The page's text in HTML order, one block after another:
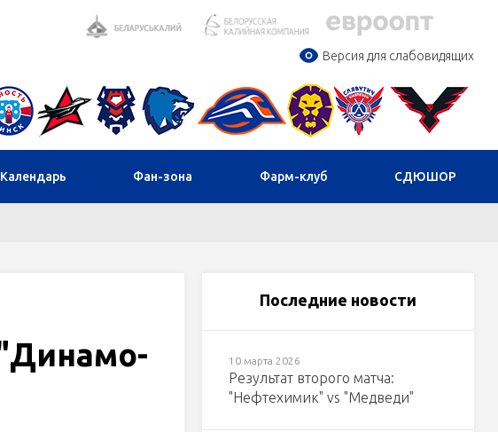
Версия для слабовидящих
Календарь Фан-зона Фарм-клуб СДЮШОР
Последние новости
10 марта 2026
Результат второго матча:
"Нефтехимик" vs "Медведи"